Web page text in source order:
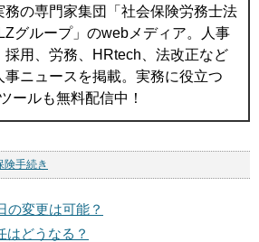
務の専門家集団「社会保険労務士法
グループ」のwebメディア。人事
採用、労務、HRtech、法改正など
事ニュースを掲載。実務に役立つ
ールも無料配信中！
険手続き
の変更は可能？
はどうなる？